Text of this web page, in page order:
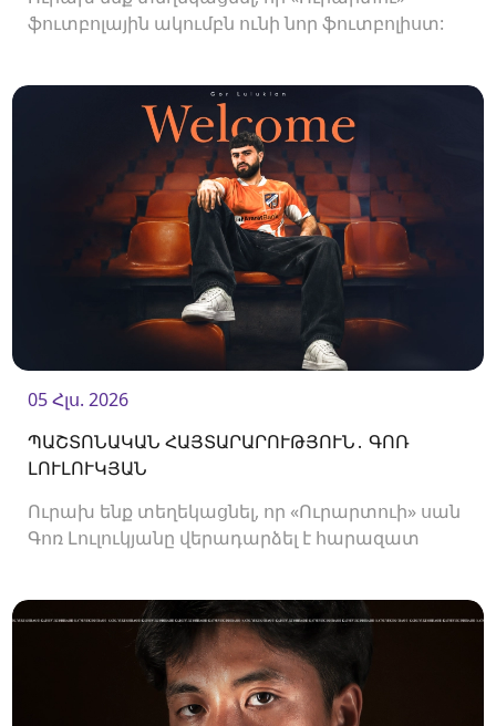
ֆուտբոլային ակումբն ունի նոր ֆուտբոլիստ:
05 Հլս. 2026
ՊԱՇՏՈՆԱԿԱՆ ՀԱՅՏԱՐԱՐՈՒԹՅՈՒՆ․ ԳՈՌ
ԼՈՒԼՈՒԿՅԱՆ
Ուրախ ենք տեղեկացնել, որ «Ուրարտուի» սան
Գոռ Լուլուկյանը վերադարձել է հարազատ